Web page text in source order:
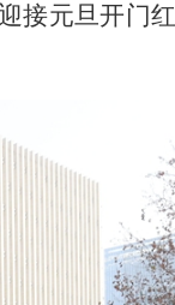
接元旦开门红